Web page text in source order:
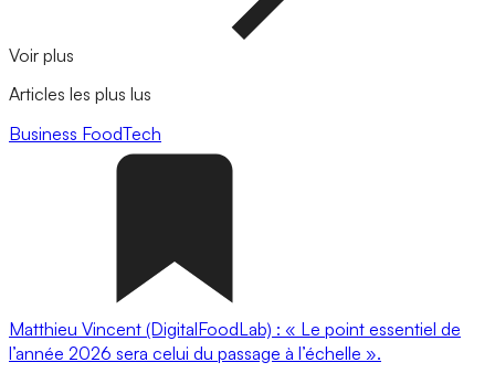
Voir plus
Articles les plus lus
Business FoodTech
Matthieu Vincent (DigitalFoodLab) : « Le point essentiel de
l’année 2026 sera celui du passage à l’échelle ».